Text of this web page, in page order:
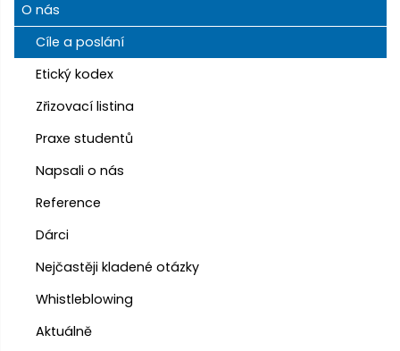
O nás
Cíle a poslání
Etický kodex
Zřizovací listina
Praxe studentů
Napsali o nás
Reference
Dárci
Nejčastěji kladené otázky
Whistleblowing
Aktuálně